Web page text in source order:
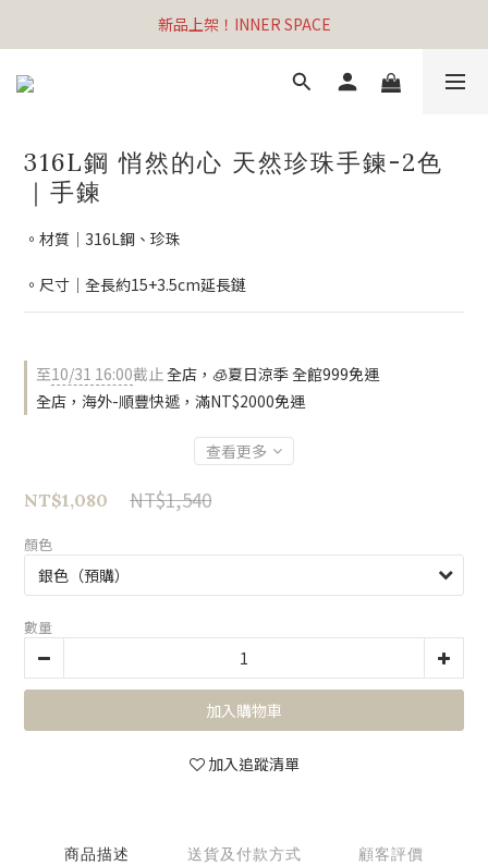
新品上架！INNER SPACE
316L鋼 悄然的心 天然珍珠手鍊-2色
｜手鍊
。材質｜316L鋼、珍珠
。尺寸｜全長約15+3.5cm延長鏈
至10/31 16:00截止全店，🧊夏日涼季 全館999免運
全店，海外-順豐快遞，滿NT$2000免運
查看更多
NT$1,080 NT$1,540
顏色
數量
加入購物車
加入追蹤清單
商品描述 送貨及付款方式 顧客評價